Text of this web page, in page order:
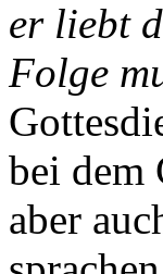
er liebt
Folge
bei dem
aber